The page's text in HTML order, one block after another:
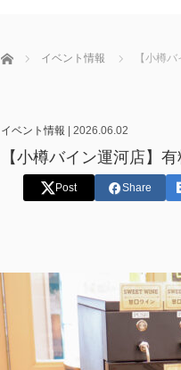
ホーム イベント情報 【小樽
イベント情報 2026.06.02
【小樽バイン運河店】
Post Share